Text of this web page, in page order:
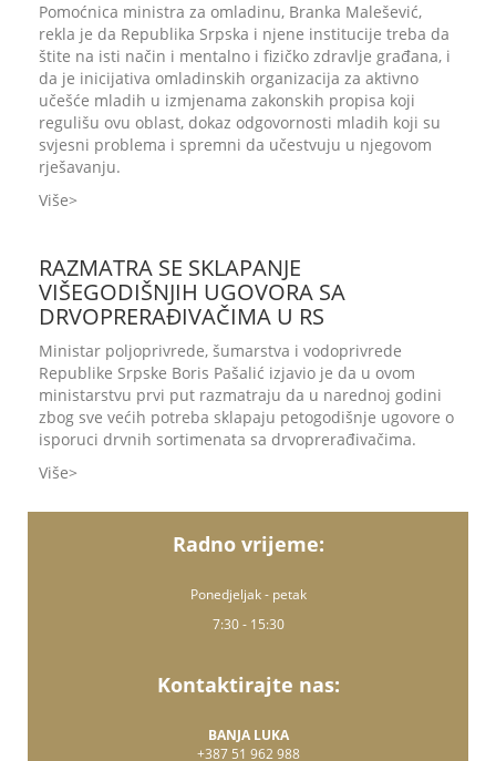
Pomoćnica ministra za omladinu, Branka Malešević,
rekla je da Republika Srpska i njene institucije treba da
štite na isti način i mentalno i fizičko zdravlje građana, i
da je inicijativa omladinskih organizacija za aktivno
učešće mladih u izmjenama zakonskih propisa koji
regulišu ovu oblast, dokaz odgovornosti mladih koji su
svjesni problema i spremni da učestvuju u njegovom
rješavanju.
Više
RAZMATRA SE SKLAPANJE
VIŠEGODIŠNJIH UGOVORA SA
DRVOPRERAĐIVAČIMA U RS
Ministar poljoprivrede, šumarstva i vodoprivrede
Republike Srpske Boris Pašalić izjavio je da u ovom
ministarstvu prvi put razmatraju da u narednoj godini
zbog sve većih potreba sklapaju petogodišnje ugovore o
isporuci drvnih sortimenata sa drvoprerađivačima.
Više
Radno vrijeme:
Ponedjeljak - petak
7:30 - 15:30
Kontaktirajte nas:
BANJA LUKA
+387 51 962 988